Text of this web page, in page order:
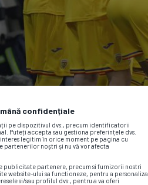
confidențiale
pe dispozitivul dvs., precum identificatorii
Puteți accepta sau gestiona preferințele dvs.
legitim în orice moment pe pagina cu
noștri și nu vă vor afecta
publicitate partenere, precum si furnizorii nostri
website-ului sa functioneze, pentru a personaliza
si/sau profilul dvs., pentru a va oferi